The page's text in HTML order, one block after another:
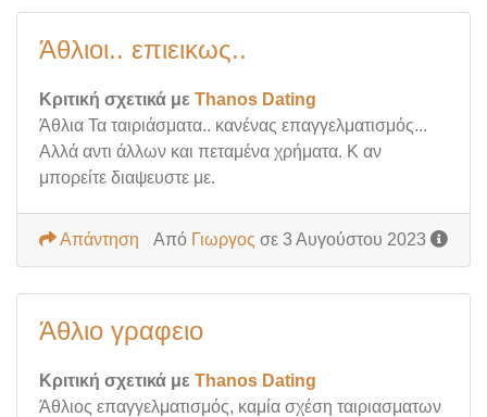
Άθλιοι.. επιεικως..
Κριτική σχετικά με Thanos Dating
Άθλια Τα ταιριάσματα.. κανένας επαγγελματισμός...
Αλλά αντι άλλων και πεταμένα χρήματα. Κ αν
μπορείτε διαψευστε με.
Από Γιωργος σε 3 Αυγούστου 2023
Απάντηση
Άθλιο γραφειο
Κριτική σχετικά με Thanos Dating
Άθλιος επαγγελματισμός, καμία σχέση ταιριασματων